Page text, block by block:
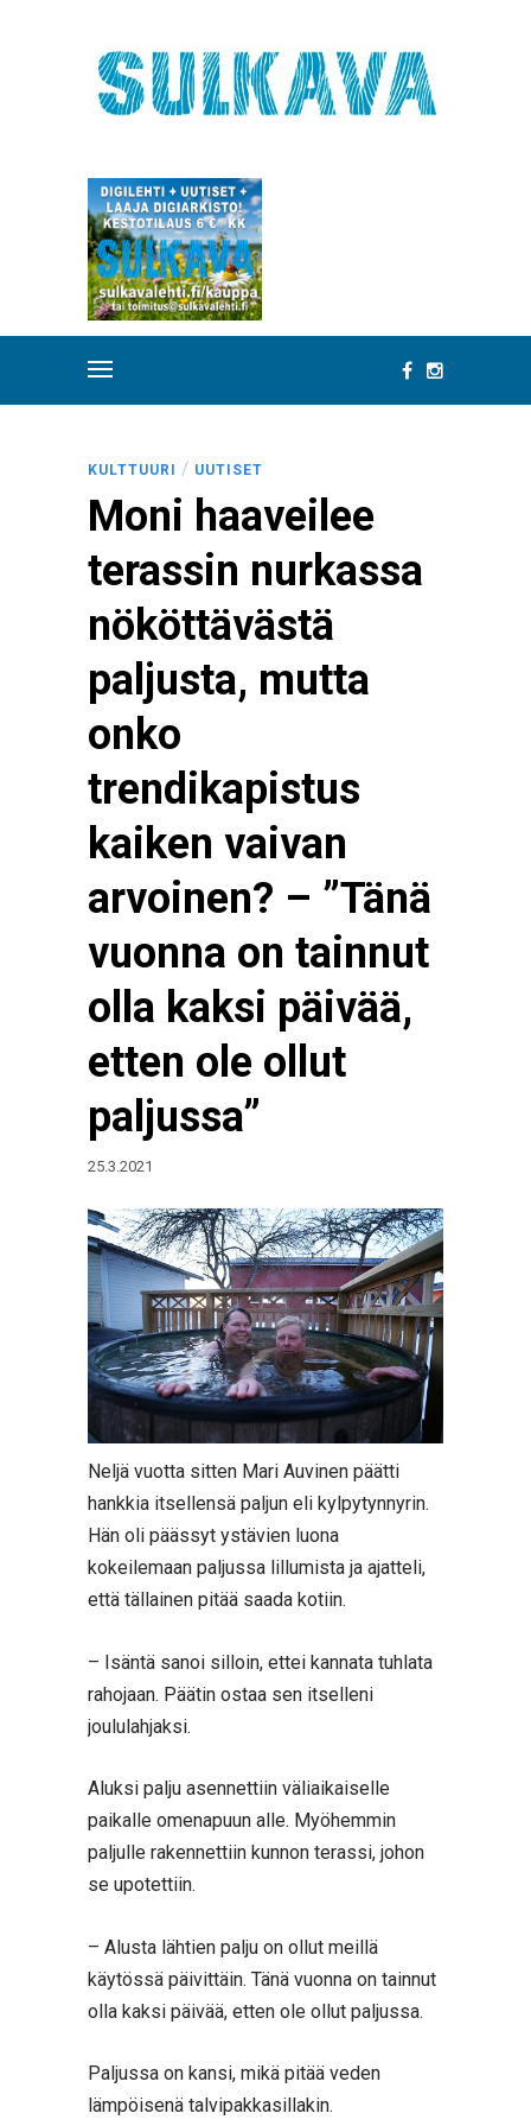
KULTTUURI / UUTISET
Moni haaveilee
terassin nurkassa
nököttävästä
paljusta, mutta
onko
trendikapistus
kaiken vaivan
arvoinen? – ”Tänä
vuonna on tainnut
olla kaksi päivää,
etten ole ollut
paljussa”
25.3.2021
Neljä vuotta sitten Mari Auvinen päätti
hankkia itsellensä paljun eli kylpytynnyrin.
Hän oli päässyt ystävien luona
kokeilemaan paljussa lillumista ja ajatteli,
että tällainen pitää saada kotiin.
– Isäntä sanoi silloin, ettei kannata tuhlata
rahojaan. Päätin ostaa sen itselleni
joululahjaksi.
Aluksi palju asennettiin väliaikaiselle
paikalle omenapuun alle. Myöhemmin
paljulle rakennettiin kunnon terassi, johon
se upotettiin.
– Alusta lähtien palju on ollut meillä
käytössä päivittäin. Tänä vuonna on tainnut
olla kaksi päivää, etten ole ollut paljussa.
Paljussa on kansi, mikä pitää veden
lämpöisenä talvipakkasillakin.